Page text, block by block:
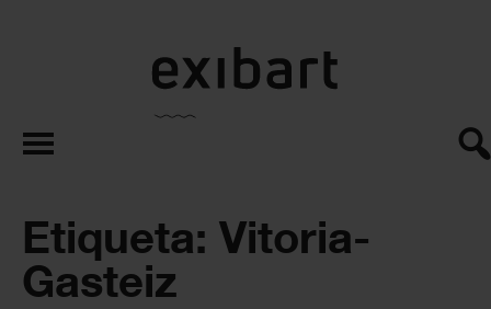
exibart.es
Etiqueta: Vitoria-
Gasteiz